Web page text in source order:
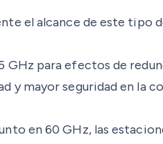
el alcance de este tipo
GHz para efectos de
y mayor seguridad en la
en 60 GHz, las